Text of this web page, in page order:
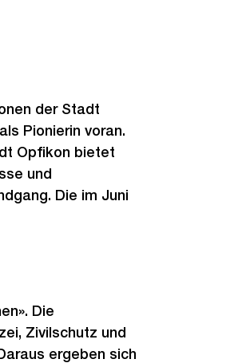
der Stadt
Pionierin voran.
Opfikon bietet
und
Die im Juni
Die
Zivilschutz und
ergeben sich